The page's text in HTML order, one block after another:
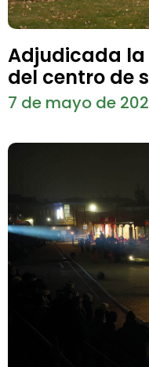
Adjudicada
del centro de
7 de mayo de